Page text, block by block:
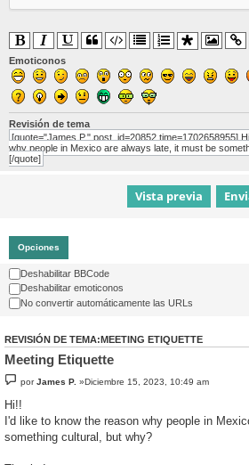
Emoticonos
Revisión de tema
[quote="James P." post_id=20852 time=1702658955]
why people in Mexico are always late, it must be something
[/quote]
Opciones
Deshabilitar BBCode
Deshabilitar emoticonos
No convertir automáticamente las URLs
REVISIÓN DE TEMA:MEETING ETIQUETTE
Meeting Etiquette
porJames P. »Diciembre 15, 2023, 10:49 am
Hi!!
I'd like to know the reason why people in
something cultural, but why?